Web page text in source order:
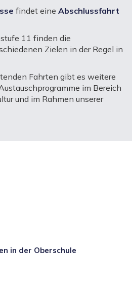
findet eine Abschlussfahrt
11 finden die
Zielen in der Regel in
Fahrten gibt es weitere
im Bereich
und im Rahmen unserer
in der Oberschule